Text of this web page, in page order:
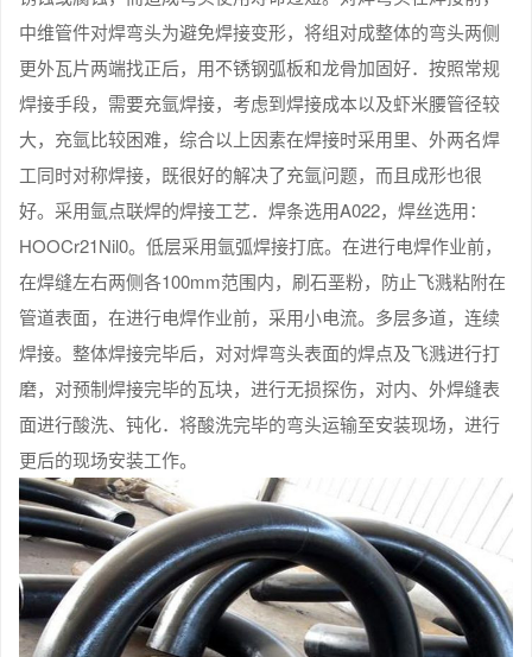
中维管件对焊弯头为避免焊接变形，将组对成整体的弯头两侧
更外瓦片两端找正后，用不锈钢弧板和龙骨加固好．按照常规
焊接手段，需要充氩焊接，考虑到焊接成本以及虾米腰管径较
大，充氩比较困难，综合以上因素在焊接时采用里、外两名焊
工同时对称焊接，既很好的解决了充氩问题，而且成形也很
好。采用氩点联焊的焊接工艺．焊条选用A022，焊丝选用：
HOOCr21Nil0。低层采用氩弧焊接打底。在进行电焊作业前，
在焊缝左右两侧各100mm范围内，刷石垩粉，防止飞溅粘附在
管道表面，在进行电焊作业前，采用小电流。多层多道，连续
焊接。整体焊接完毕后，对对焊弯头表面的焊点及飞溅进行打
磨，对预制焊接完毕的瓦块，进行无损探伤，对内、外焊缝表
面进行酸洗、钝化．将酸洗完毕的弯头运输至安装现场，进行
更后的现场安装工作。